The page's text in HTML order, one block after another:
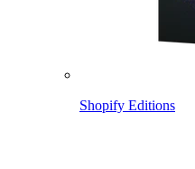
Shopify Editions